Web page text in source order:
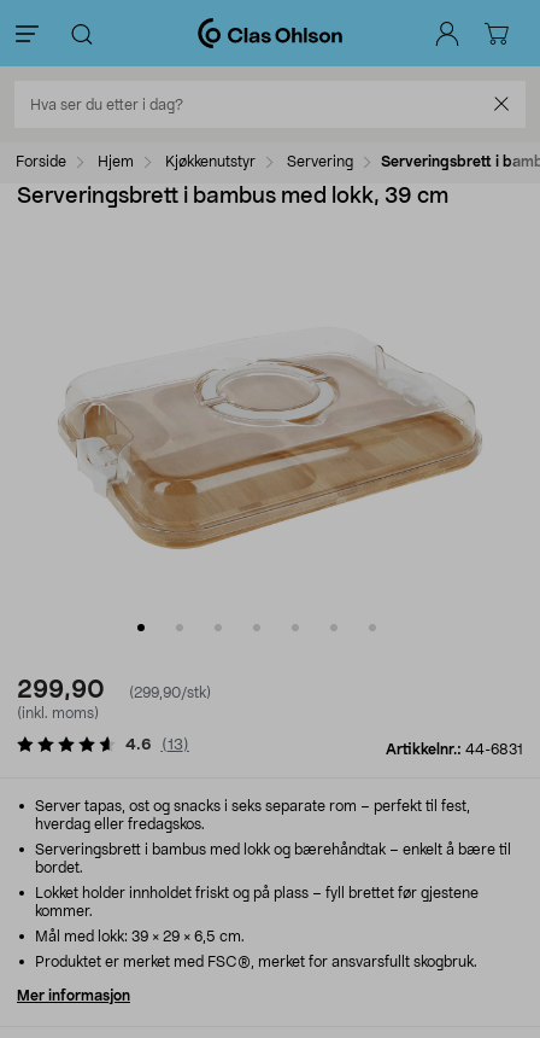
Forside Hjem Kjøkkenutstyr Servering Serveringsbrett i
Serveringsbrett i bambus med lokk, 39 cm
299,90
(299,90/stk)
(inkl. moms)
Artikkelnr.: 44-6831
4.6 (13)
Server tapas, ost og snacks i seks separate rom – perfekt til fest,
hverdag eller fredagskos.
Serveringsbrett i bambus med lokk og bærehåndtak – enkelt å bære til
bordet.
Lokket holder innholdet friskt og på plass – fyll brettet før gjestene
kommer.
Mål med lokk: 39 × 29 × 6,5 cm.
Produktet er merket med FSC®, merket for ansvarsfullt skogbruk.
Mer informasjon